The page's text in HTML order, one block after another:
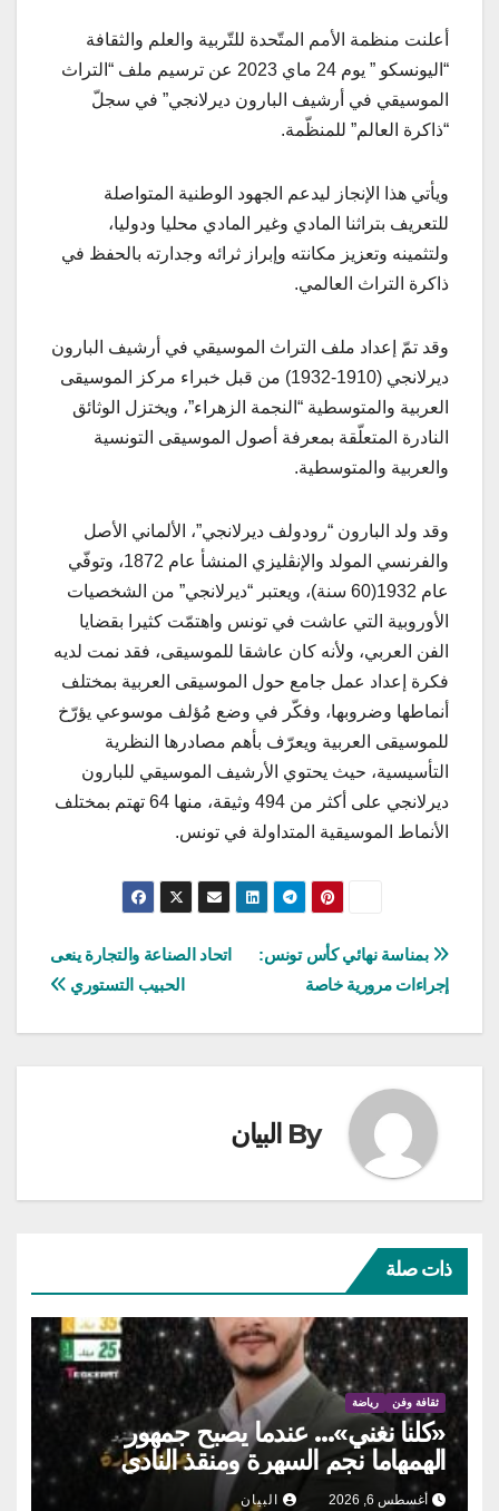
أعلنت منظمة الأمم المتّحدة للتّربية والعلم والثقافة
“اليونسكو ” يوم 24 ماي 2023 عن ترسيم ملف “التراث
الموسيقي في أرشيف البارون ديرلانجي” في سجلّ
“ذاكرة العالم” للمنظّمة.
ويأتي هذا الإنجاز ليدعم الجهود الوطنية المتواصلة
للتعريف بتراثنا المادي وغير المادي محليا ودوليا،
ولتثمينه وتعزيز مكانته وإبراز ثرائه وجدارته بالحفظ في
ذاكرة التراث العالمي.
وقد تمّ إعداد ملف التراث الموسيقي في أرشيف البارون
ديرلانجي (1910-1932) من قبل خبراء مركز الموسيقى
العربية والمتوسطية “النجمة الزهراء”، ويختزل الوثائق
النادرة المتعلّقة بمعرفة أصول الموسيقى التونسية
والعربية والمتوسطية.
وقد ولد البارون “رودولف ديرلانجي”، الألماني الأصل
والفرنسي المولد والإنڨليزي المنشأ عام 1872، وتوفّي
عام 1932(60 سنة)، ويعتبر “ديرلانجي” من الشخصيات
الأوروبية التي عاشت في تونس واهتمّت كثيرا بقضايا
الفن العربي، ولأنه كان عاشقا للموسيقى، فقد نمت لديه
فكرة إعداد عمل جامع حول الموسيقى العربية بمختلف
أنماطها وضروبها، وفكّر في وضع مُؤلف موسوعي يؤرّخ
للموسيقى العربية ويعرّف بأهم مصادرها النظرية
التأسيسية، حيث يحتوي الأرشيف الموسيقي للبارون
ديرلانجي على أكثر من 494 وثيقة، منها 64 تهتم بمختلف
الأنماط الموسيقية المتداولة في تونس.
تصفّح
المقالات
اتحاد الصناعة والتجارة ينعى
الحبيب التستوري
بمناسة نهائي كأس تونس:
إجراءات مرورية خاصة
By البيان
ذات صلة
ثقافة وفن رياضة
«كلنا نغني»… عندما يصبح جمهور
الهمهاما نجم السهرة ومنقذ النادي
أغسطس 6, 2026 البيان